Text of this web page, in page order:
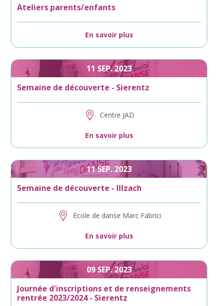
Ateliers parents/enfants
En savoir plus
11 SEP. 2023
Semaine de découverte - Sierentz
Centre JAD
En savoir plus
11SEP. 2023
Semaine de découverte - Illzach
Ecole de danse Marc Fabrici
En savoir plus
09 SEP. 2023
Journée d'inscriptions et de renseignements
rentrée 2023/2024 - Sierentz